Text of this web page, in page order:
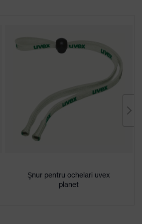
Şnur pentru ochelari uvex
planet